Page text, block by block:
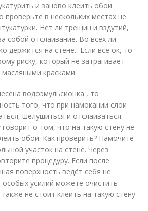
и заново клеить обои.
в нескольких местах не
Нет ли трещин и вздутий,
собой отслаивание. Во всех ли
держится на стене. Если всё ок, то
риску, который не затрагивает
красками.
водоэмульсионка , то
того, что при намокании слои
шелушиться и отслаиваться.
говорит о том, что на такую стену не
обои. Как проверить? Намочите
участок на стене. Через
процедуру. Если после
поверхность ведёт себя не
усилий можете очистить
не стоит клеить на такую стену